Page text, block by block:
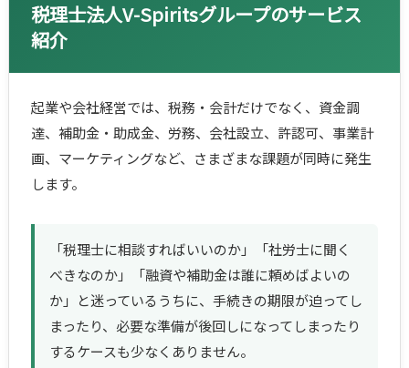
税理士法人V-Spiritsグループのサービス
紹介
起業や会社経営では、税務・会計だけでなく、資金調
達、補助金・助成金、労務、会社設立、許認可、事業計
画、マーケティングなど、さまざまな課題が同時に発生
します。
「税理士に相談すればいいのか」「社労士に聞く
べきなのか」「融資や補助金は誰に頼めばよいの
か」と迷っているうちに、手続きの期限が迫ってし
まったり、必要な準備が後回しになってしまったり
するケースも少なくありません。